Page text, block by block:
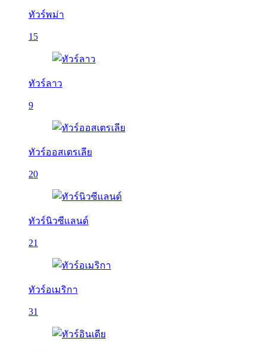
ทัวร์พม่า
15
ทัวร์ลาว
9
ทัวร์ออสเตรเลีย
20
ทัวร์นิวซีแลนด์
21
ทัวร์อเมริกา
31